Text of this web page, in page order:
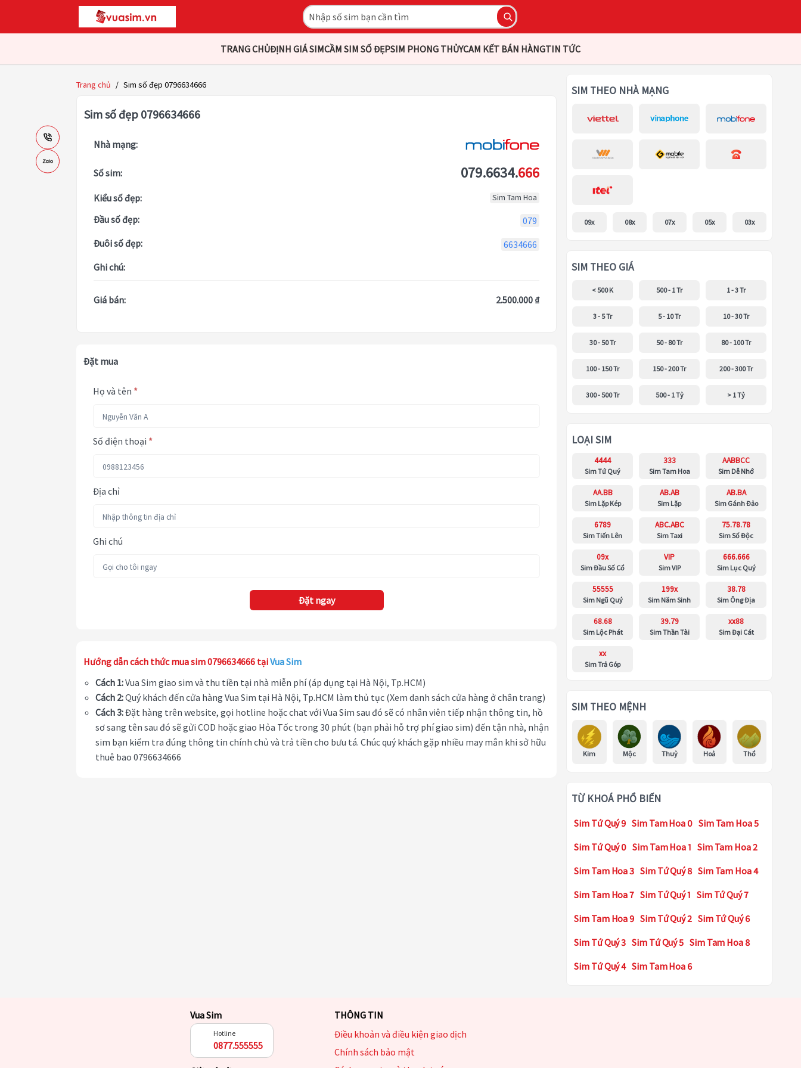
TRANG CHỦĐỊNH GIÁ SIMCẦM SIM SỐ ĐẸPSIM PHONG THỦYCAM KẾT BÁN HÀNGTIN TỨC
Trang chủ / Sim số đẹp 0796634666
Sim số đẹp 0796634666
Nhà mạng:
Số sim: 079.6634.666
Kiểu số đẹp: Sim Tam Hoa
Đầu số đẹp:
079
Đuôi số đẹp:
6634666
Ghi chú:
Giá bán: 2.500.000 ₫
Đặt mua
Họ và tên *
Số điện thoại *
Địa chỉ
Ghi chú
Đặt ngay
Hướng dẫn cách thức mua sim 0796634666 tạiVua Sim
Cách 1:Vua Sim giao sim và thu tiền tại nhà miễn phí (áp dụng tại Hà Nội, Tp.HCM)
Cách 2:Quý khách đến cửa hàng Vua Sim tại Hà Nội, Tp.HCM làm thủ tục (Xem danh sách cửa hàng ở chân trang)
Cách 3:Đặt hàng trên website, gọi hotline hoặc chat với Vua Sim sau đó sẽ có nhân viên tiếp nhận thông tin, hồ
sơ sang tên sau đó sẽ gửi COD hoặc giao Hỏa Tốc trong 30 phút (bạn phải hỗ trợ phí giao sim) đến tận nhà, nhận
sim bạn kiểm tra đúng thông tin chính chủ và trả tiền cho bưu tá. Chúc quý khách gặp nhiều may mắn khi sở hữu
thuê bao 0796634666
SIM THEO NHÀ MẠNG
09x 08x 07x 05x 03x
SIM THEO GIÁ
< 500 K 500 - 1 Tr 1 - 3 Tr
3 - 5 Tr 5 - 10 Tr 10 - 30 Tr
30 - 50 Tr 50 - 80 Tr 80 - 100 Tr
100 - 150 Tr 150 - 200 Tr 200 - 300 Tr
300 - 500 Tr 500 - 1 Tỷ > 1 Tỷ
LOẠI SIM
4444
Sim Tứ Quý
333
Sim Tam Hoa
AABBCC
Sim Dễ Nhớ
AA.BB
Sim Lặp Kép
AB.AB
Sim Lặp
AB.BA
Sim Gánh Đảo
6789
Sim Tiến Lên
ABC.ABC
Sim Taxi
75.78.78
Sim Số Độc
09x
Sim Đầu Số Cổ
VIP
Sim VIP
666.666
Sim Lục Quý
55555
Sim Ngũ Quý
199x
Sim Năm Sinh
38.78
Sim Ông Địa
68.68
Sim Lộc Phát
39.79
Sim Thần Tài
xx88
Sim Đại Cát
xx
Sim Trả Góp
SIM THEO MỆNH
Kim Mộc Thuỷ Hoả Thổ
TỪ KHOÁ PHỔ BIẾN
Sim Tứ Quý 9 Sim Tam Hoa 0 Sim Tam Hoa 5
Sim Tứ Quý 0 Sim Tam Hoa 1 Sim Tam Hoa 2
Sim Tam Hoa 3 Sim Tứ Quý 8 Sim Tam Hoa 4
Sim Tam Hoa 7 Sim Tứ Quý 1 Sim Tứ Quý 7
Sim Tam Hoa 9 Sim Tứ Quý 2 Sim Tứ Quý 6
Sim Tứ Quý 3 Sim Tứ Quý 5 Sim Tam Hoa 8
Sim Tứ Quý 4 Sim Tam Hoa 6
Vua Sim
Hotline
0877.555555
THÔNG TIN
Điều khoản và điều kiện giao dịch
Chính sách bảo mật